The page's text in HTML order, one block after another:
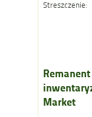
Streszczenie:
Market